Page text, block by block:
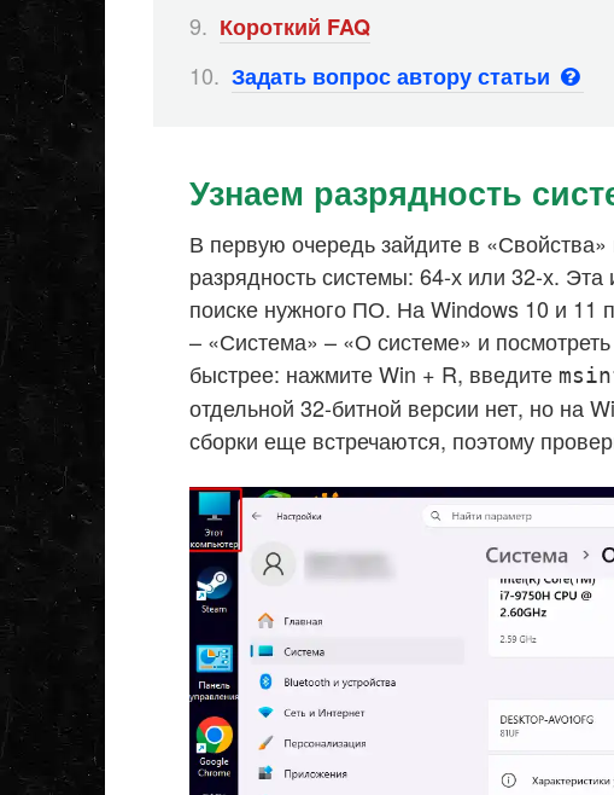
Короткий FAQ
Задать вопрос автору статьи
Узнаем разрядность
В первую очередь зайдите в
разрядность системы: 64-х или 32-х.
поиске нужного ПО. На Windows 10 и 11
– «Система» – «О системе» и
быстрее: нажмите Win + R, введите
отдельной 32-битной версии нет, но на
сборки еще встречаются, поэтому